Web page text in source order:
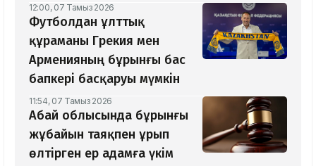
12:00, 07 Тамыз 2026
Футболдан ұлттық
құраманы Грекия мен
Арменияның бұрынғы бас
бапкері басқаруы мүмкін
11:54, 07 Тамыз 2026
Абай облысында бұрынғы
жұбайын таяқпен ұрып
өлтірген ер адамға үкім